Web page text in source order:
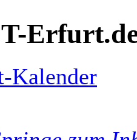
Kalender